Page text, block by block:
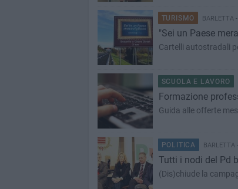
TURISMO BARLETTA
"Sei un Paese
Cartelli autostradali
SCUOLA E LAVORO
Formazione
Guida alle offerte
POLITICA BARLETTA
Tutti i nodi del Pd
(Dis)chiude la